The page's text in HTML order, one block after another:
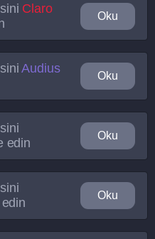
Claro
Oku
Audius
Oku
edin
Oku
Oku